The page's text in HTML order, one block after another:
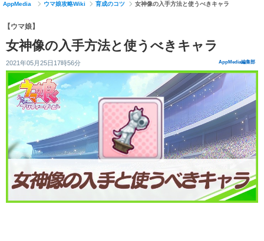
AppMedia ウマ娘攻略Wiki 育成のコツ 女神像の入手方法と使うべきキャラ
【ウマ娘】
女神像の入手方法と使うべきキャラ
2021年05月25日17時56分 AppMedia編集部